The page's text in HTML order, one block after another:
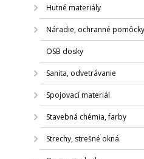
Hutné materiály
Náradie, ochranné pomôcky
OSB dosky
Sanita, odvetrávanie
Spojovací materiál
Stavebná chémia, farby
Strechy, strešné okná